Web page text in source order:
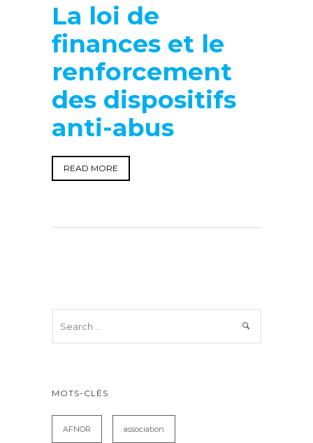
La loi de
finances et le
renforcement
des dispositifs
anti-abus
READ MORE
MOTS-CLÉS
AFNOR association